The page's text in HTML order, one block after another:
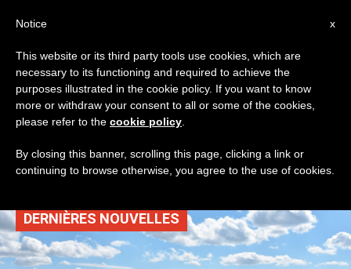
TAG
Posts Tagged ‘عائلات
لاجئة’
DERNIÈRES NOUVELLES
x
Notice
This website or its third party tools use cookies, which are
necessary to its functioning and required to achieve the
purposes illustrated in the cookie policy. If you want to know
more or withdraw your consent to all or some of the cookies,
please refer to the cookie policy
By closing this banner, scrolling this page, clicking a link or
continuing to browse otherwise, you agree to the use of cookies.